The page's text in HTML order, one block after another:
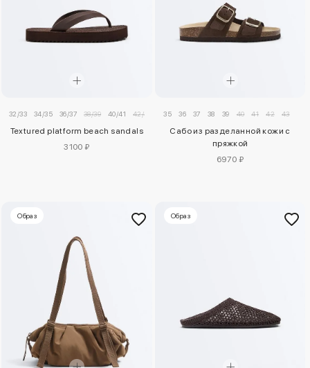
32/33 34/35 36/37 38/39 40/41 42/43
Textured platform beach sandals
3100 ₽
35 36 37 38 39 40 41 42 43
Сабо из разделанной кожи с
пряжкой
6970 ₽
Образ Образ